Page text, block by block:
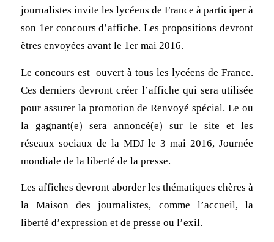
journalistes invite les lycéens de France à participer à
son 1er concours d’affiche. Les propositions devront
êtres envoyées avant le 1er mai 2016.
Le concours est ouvert à tous les lycéens de France.
Ces derniers devront créer l’affiche qui sera utilisée
pour assurer la promotion de Renvoyé spécial. Le ou
la gagnant(e) sera annoncé(e) sur le site et les
réseaux sociaux de la MDJ le 3 mai 2016, Journée
mondiale de la liberté de la presse.
Les affiches devront aborder les thématiques chères à
la Maison des journalistes, comme l’accueil, la
liberté d’expression et de presse ou l’exil.